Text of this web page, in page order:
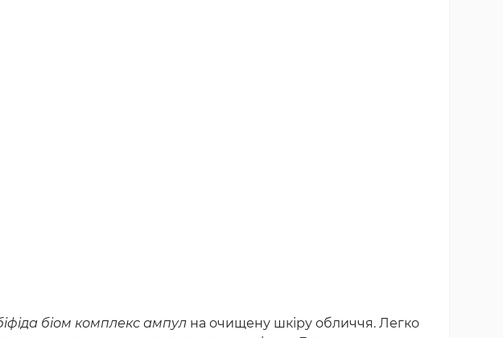
біом комплекс ампул на очищену шкіру обличчя. Легко